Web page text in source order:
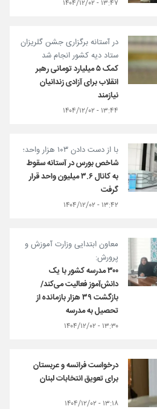
۱۳:۴۷ - ۱۴۰۴/۱۲/۰۲
در آستانه برگزاری جشن گلریزان
ستاد دیه کشور انجام شد
کمک ۵ میلیارد تومانی رهبر
انقلاب برای آزادی زندانیان
نیازمند
۱۳:۴۴ - ۱۴۰۴/۱۲/۰۲
با از دست دادن ۱۰۳ هزار واحد؛
شاخص بورس در آستانه سقوط
به کانال ۳.۶ میلیون واحد قرار
گرفت
۱۳:۴۲ - ۱۴۰۴/۱۲/۰۲
معاون ابتدایی وزارت آموزش و
پرورش:
۳۰۰ مدرسه کشور با یک
دانش‌آموز فعالیت می‌کند/
بازگشت ۳۹ هزار بازمانده از
تحصیل به مدرسه
۱۳:۳۰ - ۱۴۰۴/۱۲/۰۲
درخواست فرانسه و عربستان
برای تعویق انتخابات لبنان
۱۳:۱۸ - ۱۴۰۴/۱۲/۰۲